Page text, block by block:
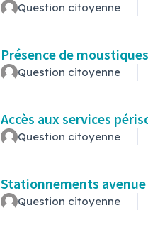
Question citoyenne
Présence de
Question citoyenne
Accès aux services
Question citoyenne
Stationnements
Question citoyenne